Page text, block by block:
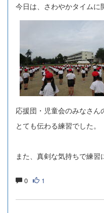
今日は、さわやかタイムに
応援団・児童会のみなさん
とても伝わる練習でした。
また、真剣な気持ちで練習
0 1